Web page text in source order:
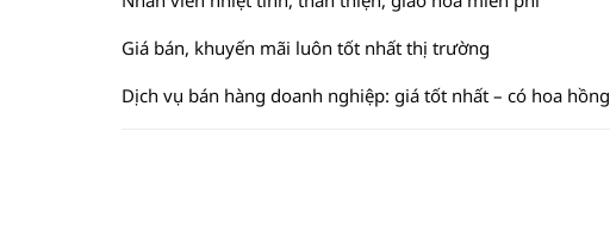
Giá bán, khuyến mãi luôn tốt nhất thị trường
Dịch vụ bán hàng doanh nghiệp: giá tốt nhất – có hoa hồng